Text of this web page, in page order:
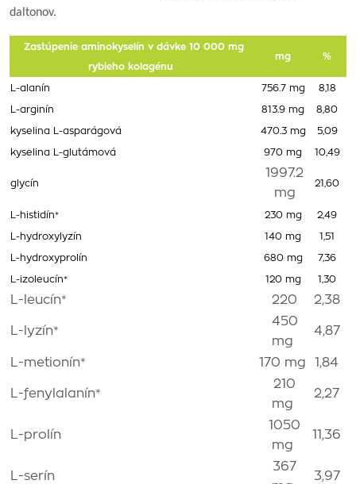
daltonov.
Zastúpenie aminokyselín v dávke 10 000 mg
rybieho kolagénu
mg %
L-alanín 756.7 mg 8,18
L-arginín 813.9 mg 8,80
kyselina L-asparágová 470.3 mg 5,09
kyselina L-glutámová 970 mg 10,49
glycín
1997.2
mg
21,60
L-histidín* 230 mg 2,49
L-hydroxylyzín 140 mg 1,51
L-hydroxyprolín 680 mg 7,36
L-izoleucín* 120 mg 1,30
L-leucín* 220 2,38
L-lyzín*
450
mg
4,87
L-metionín* 170 mg 1,84
L-fenylalanín*
210
mg
2,27
L-prolín
1050
mg
11,36
L-serín
367
3,97